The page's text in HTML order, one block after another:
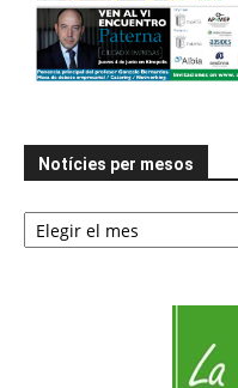
Notícies per mesos
Notícies
per